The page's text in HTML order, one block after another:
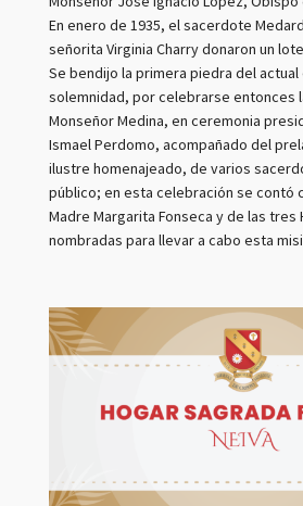
En enero de 1935, el sacerdote
señorita Virginia Charry donaron un
Se bendijo la primera piedra del
solemnidad, por celebrarse entonces
Monseñor Medina, en ceremonia
Ismael Perdomo, acompañado del
ilustre homenajeado, de varios
público; en esta celebración se contó
Madre Margarita Fonseca y de las tres
nombradas para llevar a cabo esta
Hogar Sagrada
7